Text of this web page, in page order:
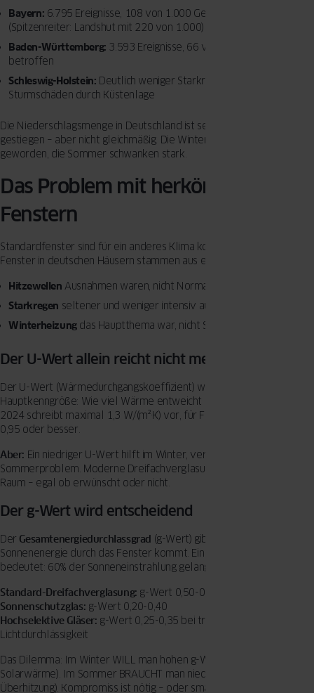
Bayern: 6.795 Ereignisse, 108 von 1.000 Gebäuden geschädigt
(Spitzenreiter: Landshut mit 220 von 1.000)
Baden-Württemberg: 3.593 Ereignisse, 66 von 1.000 Gebäuden
betroffen
Schleswig-Holstein: Deutlich weniger Starkregen, dafür mehr
Sturmschäden durch Küstenlage
Die Niederschlagsmenge in Deutschland ist seit 1881 um 8%
gestiegen – aber nicht gleichmäßig. Die Winter sind deutlich nasser
geworden, die Sommer schwanken stark.
Das Problem mit herkömmlichen
Fenstern
Standardfenster sind für ein anderes Klima konstruiert. Die meisten
Fenster in deutschen Häusern stammen aus einer Zeit, als:
Hitzewellen Ausnahmen waren, nicht Normalzustand
Starkregen seltener und weniger intensiv auftrat
Winterheizungdas Hauptthema war, nicht Sommerkühlung
Der U-Wert allein reicht nicht mehr
Der U-Wert (Wärmedurchgangskoeffizient) war jahrzehntelang die
Hauptkenngröße: Wie viel Wärme entweicht im Winter? Das GEG
2024 schreibt maximal 1,3 W/(m²·K) vor, für Förderung braucht man
0,95 oder besser.
Aber: Ein niedriger U-Wert hilft im Winter, verschärft aber das
Sommerproblem. Moderne Dreifachverglasung hält die Hitze im
Raum – egal ob erwünscht oder nicht.
Der g-Wert wird entscheidend
Der Gesamtenergiedurchlassgrad (g-Wert) gibt an, wie viel
Sonnenenergie durch das Fenster kommt. Ein g-Wert von 0,6
bedeutet: 60% der Sonneneinstrahlung gelangen in den Raum.
Standard-Dreifachverglasung: g-Wert 0,50-0,55
Sonnenschutzglas: g-Wert 0,20-0,40
Hochselektive Gläser: g-Wert 0,25-0,35 bei trotzdem guter
Lichtdurchlässigkeit
Das Dilemma: Im Winter WILL man hohen g-Wert (kostenlose
Solarwärme). Im Sommer BRAUCHT man niedrigen g-Wert (gegen
Überhitzung). Kompromiss ist nötig – oder smarte Lösungen.